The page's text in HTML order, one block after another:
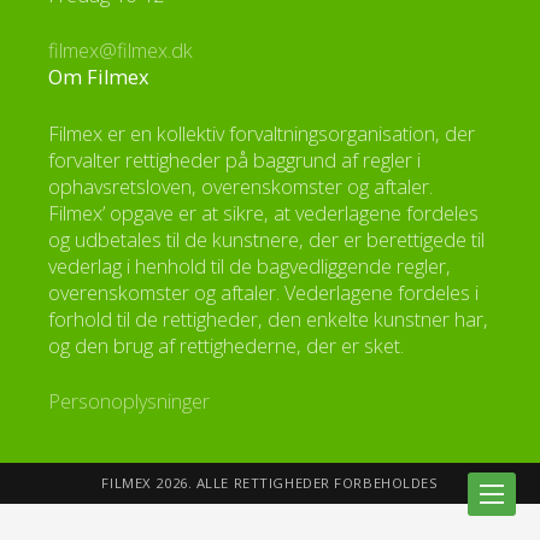
filmex@filmex.dk
Om Filmex
Filmex er en kollektiv forvaltningsorganisation, der
forvalter rettigheder på baggrund af regler i
ophavsretsloven, overenskomster og aftaler.
Filmex’ opgave er at sikre, at vederlagene fordeles
og udbetales til de kunstnere, der er berettigede til
vederlag i henhold til de bagvedliggende regler,
overenskomster og aftaler. Vederlagene fordeles i
forhold til de rettigheder, den enkelte kunstner har,
og den brug af rettighederne, der er sket.
Personoplysninger
FILMEX 2026. ALLE RETTIGHEDER FORBEHOLDES